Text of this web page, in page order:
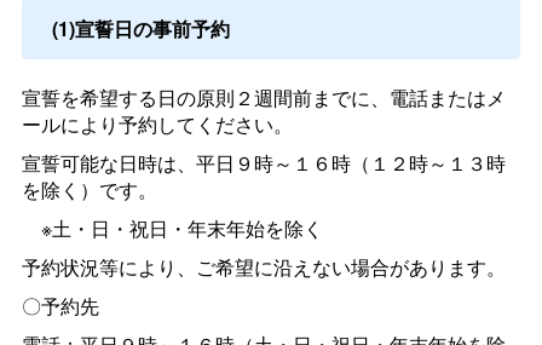
(1)宣誓日の事前予約
宣誓を希望する日の原則２週間前までに、電話またはメ
ールにより予約してください。
宣誓可能な日時は、平日９時～１６時（１２時～１３時
を除く）です。
※土・日・祝日・年末年始を除く
予約状況等により、ご希望に沿えない場合があります。
〇予約先